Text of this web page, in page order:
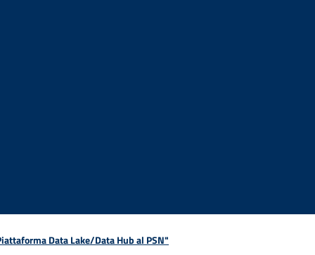
Data Lake/Data Hub al PSN"